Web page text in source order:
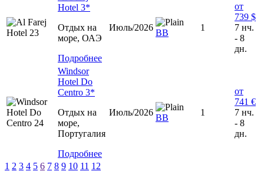
Hotel 3*
Отдых на
море, ОАЭ
Подробнее
Июль/2026
ВВ
1
от
739 $
7 нч.
- 8
дн.
Windsor
Hotel Do
Centro 3*
Отдых на
море,
Португалия
Подробнее
Июль/2026
ВВ
1
от
741 €
7 нч.
- 8
дн.
1 2 3 4 5 6 7 8 9 10 11 12